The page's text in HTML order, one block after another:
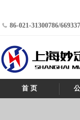
86-021-31300786/
首 页